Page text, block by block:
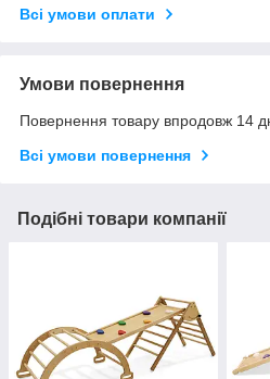
Всі умови оплати
Умови повернення
Повернення товару впродовж 14
Всі умови повернення
Подібні товари компанії